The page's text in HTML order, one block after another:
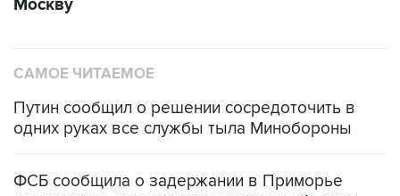
Путин сообщил о решении сосредоточить в
ФСБ сообщила о задержании в Приморье
Росгвардии